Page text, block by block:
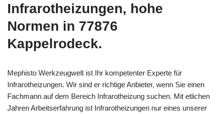
Infrarotheizungen, hohe
Normen in 77876
Kappelrodeck.
Mephisto Werkzeugwelt ist Ihr kompetenter Experte für
Infrarotheizungen. Wir sind er richtige Anbieter, wenn Sie einen
Fachmann auf dem Bereich Infrarotheizung suchen. Mit etlichen
Jahren Arbeitserfahrung ist Infrarotheizungen nur eines unserer